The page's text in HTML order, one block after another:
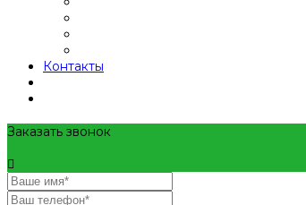
Контакты
Заказать звонок